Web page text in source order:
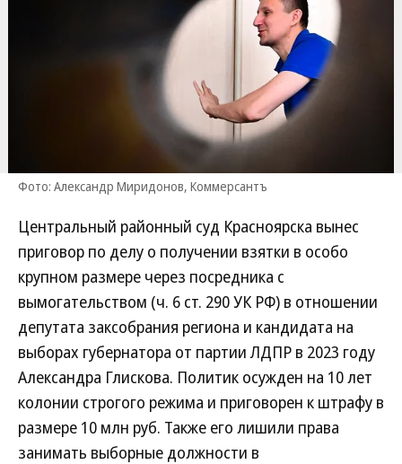
Фото: Александр Миридонов, Коммерсантъ
Центральный районный суд Красноярска вынес
приговор по делу о получении взятки в особо
крупном размере через посредника с
вымогательством (ч. 6 ст. 290 УК РФ) в отношении
депутата заксобрания региона и кандидата на
выборах губернатора от партии ЛДПР в 2023 году
Александра Глискова. Политик осужден на 10 лет
колонии строгого режима и приговорен к штрафу в
размере 10 млн руб. Также его лишили права
занимать выборные должности в